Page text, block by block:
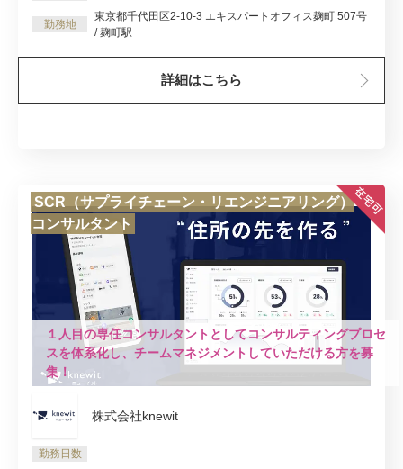
勤務地
東京都千代田区2-10-3 エキスパートオフィス麹町 507号
/ 麹町駅
詳細はこちら
１人目の専任コンサルタントとしてコンサルティングプロセ
スを体系化し、チームマネジメントしていただける方を募
集！
株式会社knewit
勤務日数
SCR（サプライチェーン・リエンジニアリング）
コンサルタント